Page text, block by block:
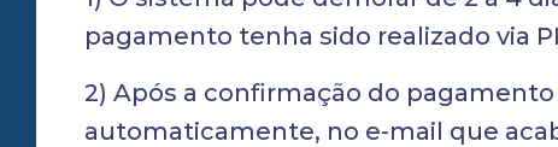
pagamento tenha sido realizado via
2) Após a confirmação do
automaticamente, no e-mail que